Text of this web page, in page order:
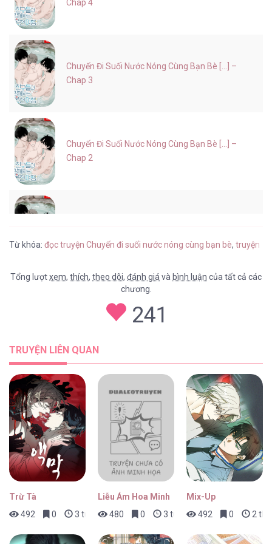
Chap 4
Chuyến Đi Suối Nước Nóng Cùng Bạn Bè [...] –
Chap 3
Chuyến Đi Suối Nước Nóng Cùng Bạn Bè [...] –
Chap 2
Từ khóa: đọc truyện Chuyến đi suối nước nóng cùng bạn bè, truyện
Tổng lượtxem, thích, theo dõi, đánh giá và bình luận của tất cả các
chương.
241
TRUYỆN LIÊN QUAN
Trừ Tà
492
0 3 tuần trước
Liễu Ám Hoa Minh
480
0 3 tuần trước
Mix-Up
492
0 2